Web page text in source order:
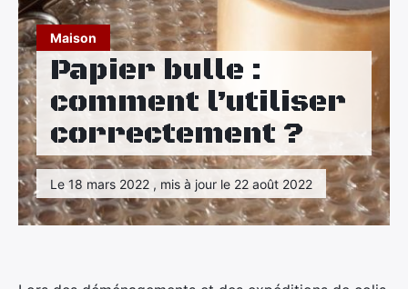
Maison
Papier bulle :
comment l’utiliser
correctement ?
Le 18 mars 2022 , mis à jour le 22 août 2022
Lifestyle
Maison
Santé
Sport
Tourisme